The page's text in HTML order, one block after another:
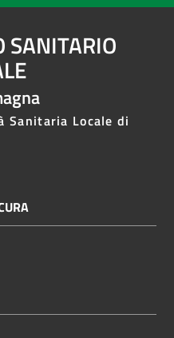
SANITARIO
Sanitaria Locale di